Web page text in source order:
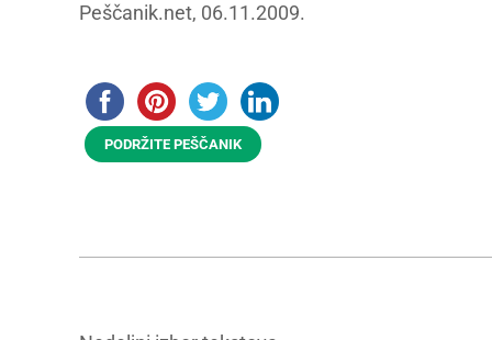
Peščanik.net, 06.11.2009.
PODRŽITE PEŠČANIK